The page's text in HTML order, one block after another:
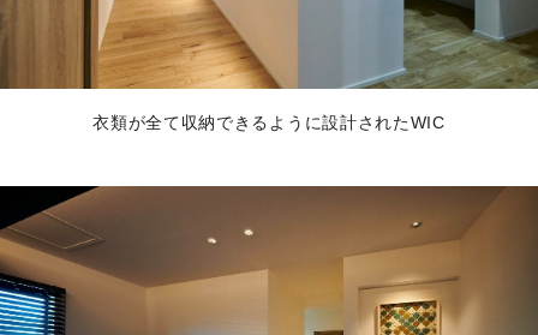
衣類が全て収納できるように設計されたWIC